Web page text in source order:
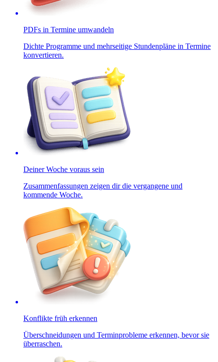
PDFs in Termine umwandeln
Dichte Programme und mehrseitige Stundenpläne in Termine
konvertieren.
Deiner Woche voraus sein
Zusammenfassungen zeigen dir die vergangene und
kommende Woche.
Konflikte früh erkennen
Überschneidungen und Terminprobleme erkennen, bevor sie
überraschen.